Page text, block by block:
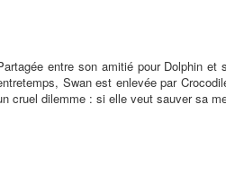
entre son amitié pour Dolphin
Swan est enlevée par
cruel dilemme : si elle veut sauver sa